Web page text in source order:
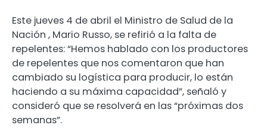
Este jueves 4 de abril el Ministro de Salud de la
Nación , Mario Russo, se refirió a la falta de
repelentes: “Hemos hablado con los productores
de repelentes que nos comentaron que han
cambiado su logística para producir, lo están
haciendo a su máxima capacidad”, señaló y
consideró que se resolverá en las “próximas dos
semanas”.